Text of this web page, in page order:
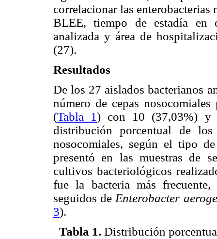
correlacionar las
BLEE, tiempo de estadía en
analizada y área de
(27).
Resultados
De los 27 aislados bacterianos
número de cepas
(Tabla 1) con 10 (37,03%) y
distribución porcentual de
nosocomiales, según el tipo
presentó en las muestras de
cultivos bacteriológicos
fue la bacteria más
seguidos de Enterobacter
3).
Tabla 1. Distribución